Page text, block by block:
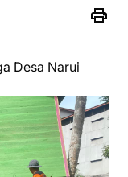
Desa Narui